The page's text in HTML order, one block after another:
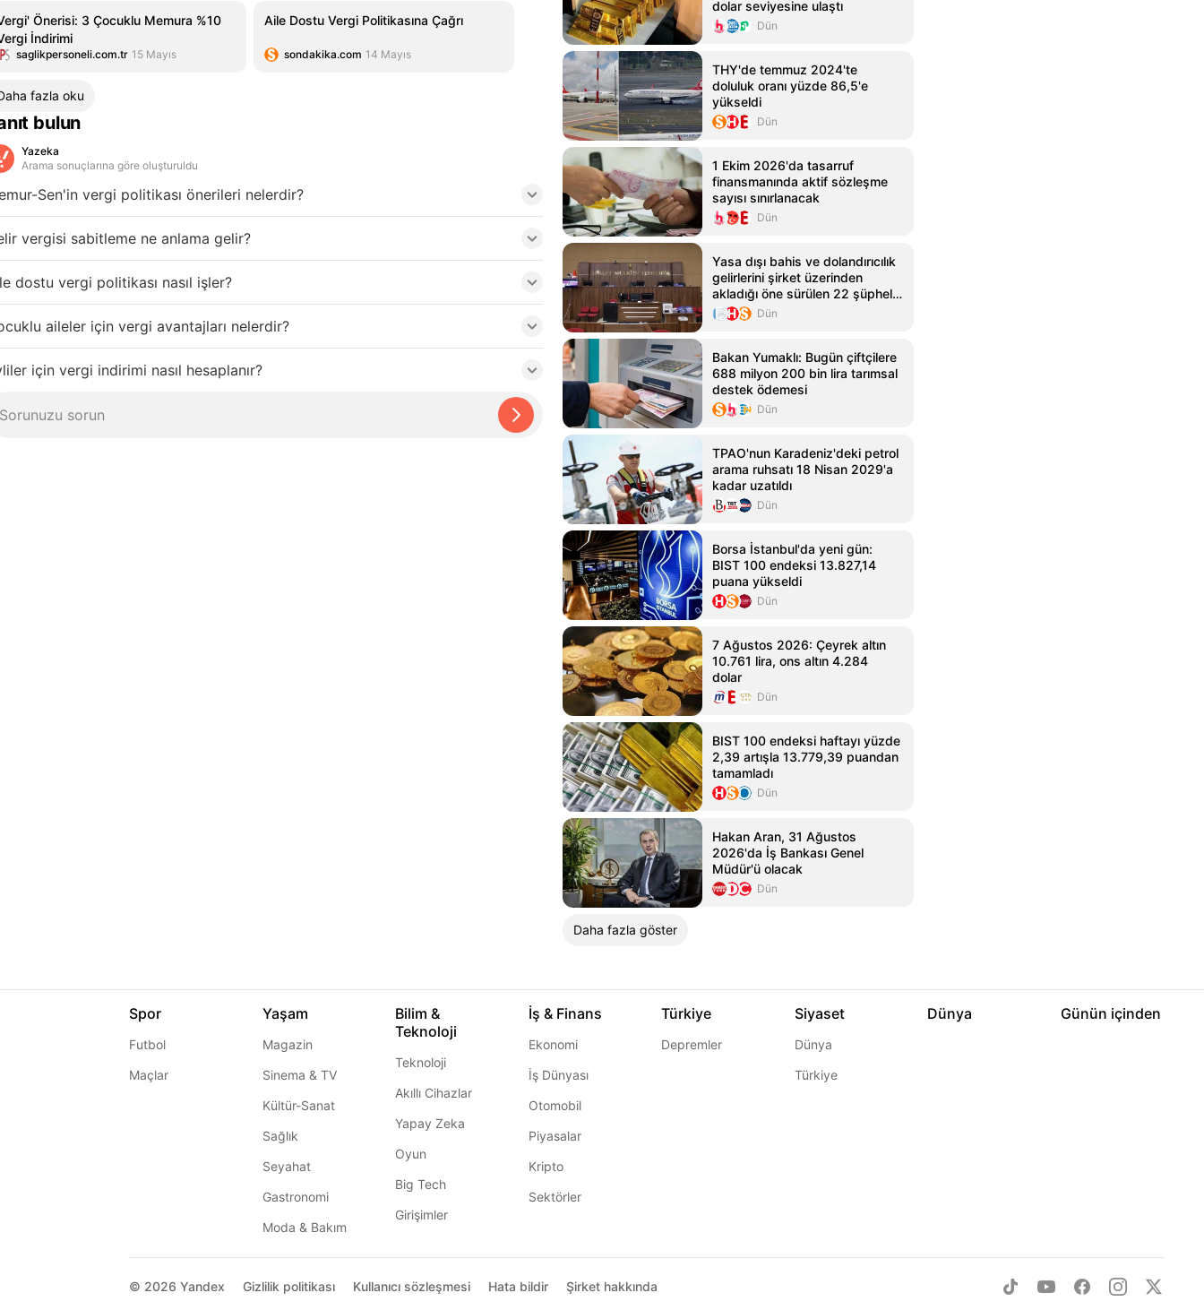
Önerisi: 3 Çocuklu Memura %10
İndirimi
saglikpersoneli.com.tr 15 Mayıs
Aile Dostu Vergi Politikasına Çağrı
sondakika.com 14 Mayıs
fazla oku
bulun
Yazeka
Arama sonuçlarına göre oluşturuldu
Sen'in vergi politikası önerileri nelerdir?
vergisi sabitleme ne anlama gelir?
dostu vergi politikası nasıl işler?
aileler için vergi avantajları nelerdir?
için vergi indirimi nasıl hesaplanır?
dolar seviyesine ulaştı
Dün
THY'de temmuz 2024'te
doluluk oranı yüzde 86,5'e
yükseldi
Dün
1 Ekim 2026'da tasarruf
finansmanında aktif sözleşme
sayısı sınırlanacak
Dün
Yasa dışı bahis ve dolandırıcılık
gelirlerini şirket üzerinden
akladığı öne sürülen 22 şüpheli
için iddianame
Dün
Bakan Yumaklı: Bugün çiftçilere
688 milyon 200 bin lira tarımsal
destek ödemesi
Dün
TPAO'nun Karadeniz'deki petrol
arama ruhsatı 18 Nisan 2029'a
kadar uzatıldı
Dün
Borsa İstanbul'da yeni gün:
BIST 100 endeksi 13.827,14
puana yükseldi
Dün
7 Ağustos 2026: Çeyrek altın
10.761 lira, ons altın 4.284
dolar
Dün
BIST 100 endeksi haftayı yüzde
2,39 artışla 13.779,39 puandan
tamamladı
Dün
Hakan Aran, 31 Ağustos
2026'da İş Bankası Genel
Müdür'ü olacak
Dün
Daha fazla göster
Spor
Futbol
Maçlar
Yaşam
Magazin
Sinema & TV
Kültür-Sanat
Sağlık
Seyahat
Gastronomi
Moda & Bakım
Bilim &
Teknoloji
Teknoloji
Akıllı Cihazlar
Yapay Zeka
Oyun
Big Tech
Girişimler
İş & Finans
Ekonomi
İş Dünyası
Otomobil
Piyasalar
Kripto
Sektörler
Türkiye
Depremler
Siyaset
Dünya
Türkiye
Dünya Günün içinden
© 2026 Yandex Gizlilik politikası Kullanıcı sözleşmesi Hata bildir Şirket hakkında